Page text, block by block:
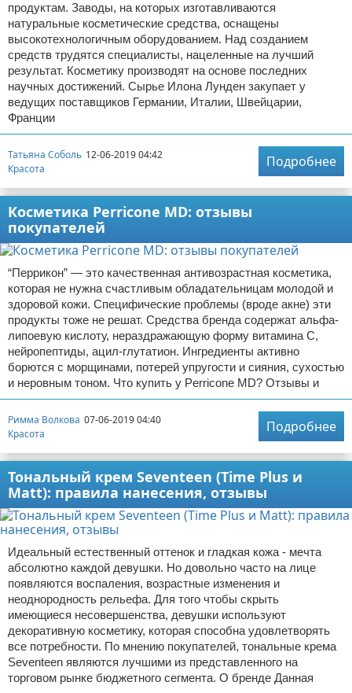
продуктам. Заводы, на которых изготавливаются
натуральные косметические средства, оснащены
высокотехнологичным оборудованием. Над созданием
средств трудятся специалисты, нацеленные на лучший
результат. Косметику производят на основе последних
научных достижений. Сырье Илона Лунден закупает у
ведущих поставщиков Германии, Италии, Швейцарии,
Франции
Татьяна Соболь 12-06-2019 04:42
Красота
Подробнее
Косметика Perricone MD: отзывы
покупателей
“Перрикон” — это качественная антивозрастная косметика,
которая не нужна счастливым обладательницам молодой и
здоровой кожи. Специфические проблемы (вроде акне) эти
продукты тоже не решат. Средства бренда содержат альфа-
липоевую кислоту, нераздражающую форму витамина С,
нейропептиды, ацил-глутатион. Ингредиенты активно
борются с морщинами, потерей упругости и сияния, сухостью
и неровным тоном. Что купить у Perricone MD? Отзывы и
Римма Волкова 07-06-2019 04:40
Красота
Подробнее
Тональный крем Seventeen (Time Plus и
Matt): правила нанесения, отзывы
Идеальный естественный оттенок и гладкая кожа - мечта
абсолютно каждой девушки. Но довольно часто на лице
появляются воспаления, возрастные изменения и
неоднородность рельефа. Для того чтобы скрыть
имеющиеся несовершенства, девушки используют
декоративную косметику, которая способна удовлетворять
все потребности. По мнению покупателей, тональные крема
Seventeen являются лучшими из представленного на
торговом рынке бюджетного сегмента. О бренде Данная